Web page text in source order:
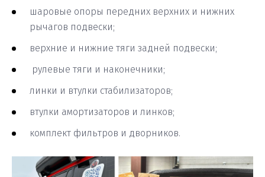
шаровые опоры передних верхних и нижних
рычагов подвески;
верхние и нижние тяги задней подвески;
рулевые тяги и наконечники;
линки и втулки стабилизаторов;
втулки амортизаторов и линков;
комплект фильтров и дворников.